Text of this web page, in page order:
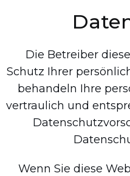
Die Betreiber
Schutz Ihrer
behandeln Ihre
vertraulich und
Wenn Sie diese